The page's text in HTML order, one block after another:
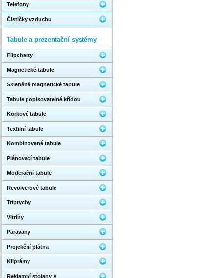
Telefony
Čističky vzduchu
Tabule a prezentační systémy
Flipcharty
Magnetické tabule
Skleněné magnetické tabule
Tabule popisovatelné křídou
Korkové tabule
Textilní tabule
Kombinované tabule
Plánovací tabule
Moderační tabule
Revolverové tabule
Triptychy
Vitríny
Paravany
Projekční plátna
Kliprámy
Reklamní stojany A